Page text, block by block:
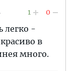
1 0
легко -
в
много.